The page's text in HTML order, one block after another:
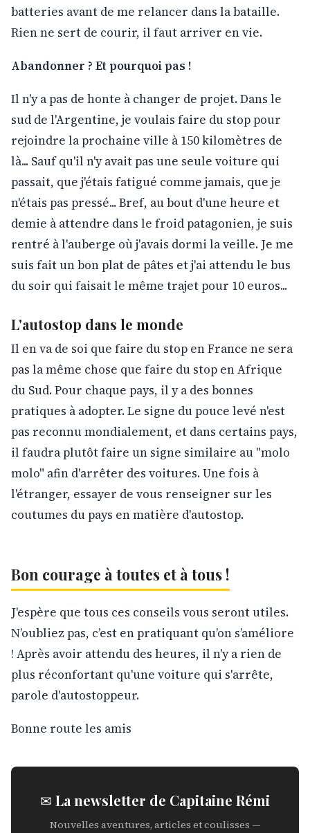
batteries avant de me relancer dans la bataille.
Rien ne sert de courir, il faut arriver en vie.
Abandonner ? Et pourquoi pas !
Il n'y a pas de honte à changer de projet. Dans le
sud de l'Argentine, je voulais faire du stop pour
rejoindre la prochaine ville à 150 kilomètres de
là... Sauf qu'il n'y avait pas une seule voiture qui
passait, que j'étais fatigué comme jamais, que je
n'étais pas pressé... Bref, au bout d'une heure et
demie à attendre dans le froid patagonien, je suis
rentré à l'auberge où j'avais dormi la veille. Je me
suis fait un bon plat de pâtes et j'ai attendu le bus
du soir qui faisait le même trajet pour 10 euros...
L'autostop dans le monde
Il en va de soi que faire du stop en France ne sera
pas la même chose que faire du stop en Afrique
du Sud. Pour chaque pays, il y a des bonnes
pratiques à adopter. Le signe du pouce levé n'est
pas reconnu mondialement, et dans certains pays,
il faudra plutôt faire un signe similaire au "molo
molo" afin d'arrêter des voitures. Une fois à
l'étranger, essayer de vous renseigner sur les
coutumes du pays en matière d'autostop.
Bon courage à toutes et à tous !
J'espère que tous ces conseils vous seront utiles.
N’oubliez pas, c’est en pratiquant qu’on s’améliore
! Après avoir attendu des heures, il n'y a rien de
plus réconfortant qu'une voiture qui s'arrête,
parole d'autostoppeur.
Bonne route les amis
✉ La newsletter de Capitaine Rémi
Nouvelles aventures, articles et coulisses —